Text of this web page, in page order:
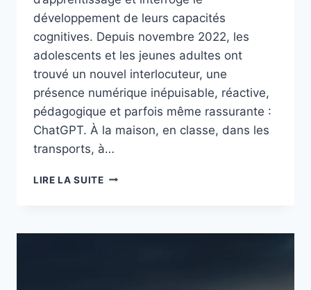
développement de leurs capacités
cognitives. Depuis novembre 2022, les
adolescents et les jeunes adultes ont
trouvé un nouvel interlocuteur, une
présence numérique inépuisable, réactive,
pédagogique et parfois même rassurante :
ChatGPT. À la maison, en classe, dans les
transports, à…
LIRE LA SUITE